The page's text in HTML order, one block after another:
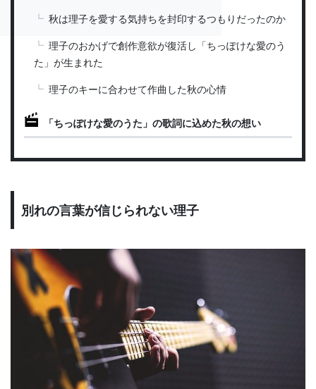
秋は理子を愛する気持ちを封印するつもりだったのか
理子のおかげで創作意欲が復活し「ちっぽけな愛のう
た」が生まれた
理子のキーに合わせて作曲した秋の心情
「ちっぽけな愛のうた」の歌詞に込めた秋の想い
別れの言葉が信じられない理子